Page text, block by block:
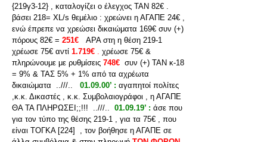
{219γ3-12} , καταλογίζει ο έλεγχος ΤΑΝ 82€ .
βάσει 218= XL/s θεμέλιο : χρεώνει η ΑΓΑΠΕ 24€ ,
ενώ έπρεπε να χρεώσει δικαιώματα 169€ συν (+)
πόρους 82€ = 251€
ΑΡΑ στη η θέση 219-1
χρέωσε 75€ αντί 1.719€ . χρέωσε 75€ &
πληρώνουμε με ρυθμίσεις 748€ συν (+) ΤΑΝ κ-18
= 9% & ΤΑΣ 5% + 1% από τα αχρέωτα
δικαιώματα ..///.. 01.09.00’ : αγαπητοί πολίτες
,κ.κ. Δικαστές , κ.κ. Συμβολαιογράφοι , η ΑΓΑΠΕ
ΘΑ ΤΑ ΠΛΗΡΩΣΕΙ;;!!! ..///.. 01.09.19’ : άσε που
για τον τύπο της θέσης 219-1 , για τα 75€ , που
είναι ΤΟΓΚΑ [224] , τον βοήθησε η ΑΓΑΠΕ σε